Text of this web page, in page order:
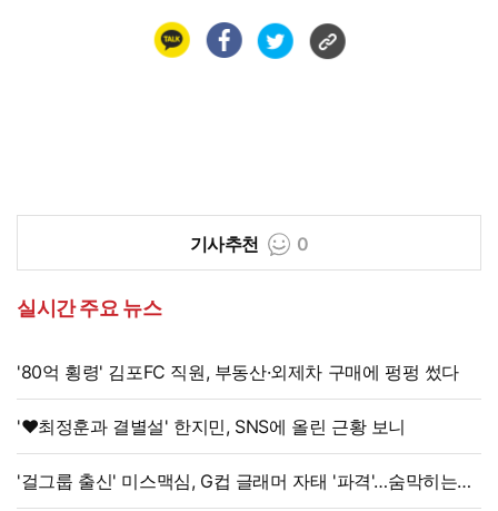
기사추천 0
실시간 주요 뉴스
'80억 횡령' 김포FC 직원, 부동산·외제차 구매에 펑펑 썼다
'♥최정훈과 결별설' 한지민, SNS에 올린 근황 보니
'걸그룹 출신' 미스맥심, G컵 글래머 자태 '파격'…숨막히는